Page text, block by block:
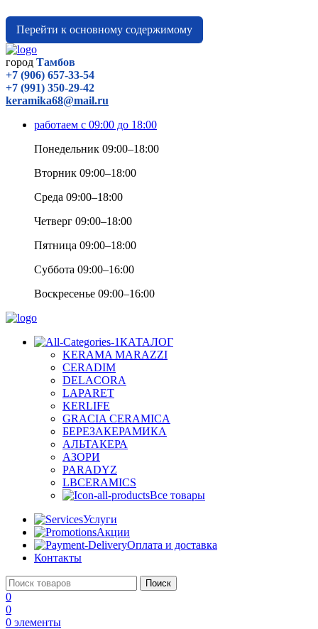
Перейти к основному содержимому
город Тамбов
+7 (906) 657-33-54
+7 (991) 350-29-42
keramika68@mail.ru
работаем с 09:00 до 18:00
Понедельник 09:00–18:00
Вторник 09:00–18:00
Среда 09:00–18:00
Четверг 09:00–18:00
Пятница 09:00–18:00
Суббота 09:00–16:00
Воскресенье 09:00–16:00
КАТАЛОГ
KERAMA MARAZZI
CERADIM
DELACORA
LAPARET
KERLIFE
GRACIA CERAMICA
БЕРЕЗАКЕРАМИКА
АЛЬТАКЕРА
АЗОРИ
PARADYZ
LBCERAMICS
Все товары
Услуги
Акции
Оплата и доставка
Контакты
Поиск
0
0
0 элементы